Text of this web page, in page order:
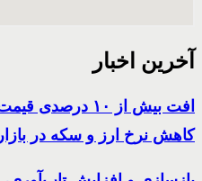
آخرین اخبار
افت بیش از ۱۰
کاهش نرخ ارز و سکه در بازار